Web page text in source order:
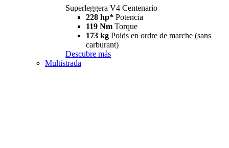
Superleggera V4 Centenario
228 hp* Potencia
119 Nm Torque
173 kg Poids en ordre de marche (sans
carburant)
Descubre más
Multistrada